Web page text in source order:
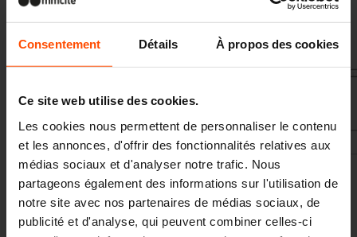
Consentement Détails À propos des cookies
Ce site web utilise des cookies.
Les cookies nous permettent de personnaliser le contenu
et les annonces, d'offrir des fonctionnalités relatives aux
médias sociaux et d'analyser notre trafic. Nous
partageons également des informations sur l'utilisation de
notre site avec nos partenaires de médias sociaux, de
publicité et d'analyse, qui peuvent combiner celles-ci